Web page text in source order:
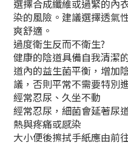
選擇合成纖維或過緊的內
染的風險。建議選擇透氣
爽舒適。
過度衛生反而不衛生?
健康的陰道具備自我清潔
道內的益生菌平衡，增加
議，否則平常不需要特別
經常忍尿、久坐不動
經常忍尿，細菌會延著尿
熱與疼痛或感染
大小便後擦拭手紙應由前